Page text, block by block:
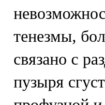
тенезмы,
связано с
пузыря